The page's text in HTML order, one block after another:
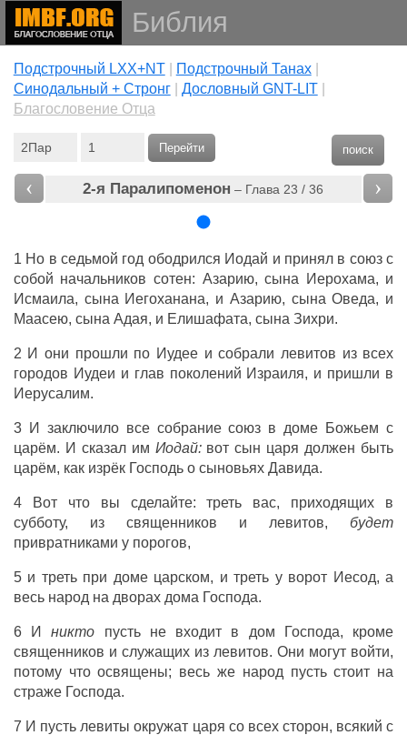
Библия
Подстрочный LXX+NT| Подстрочный Танах|
Cинодальный + Стронг| Дословный GNT-LIT|
Благословение Отца
поиск
Перейти
‹ 2-я Паралипоменон – Глава 23 / 36 ›
1 Но в седьмой год ободрился Иодай и принял в союз с
собой начальников сотен: Азарию, сына Иерохама, и
Исмаила, сына Иегоханана, и Азарию, сына Оведа, и
Маасею, сына Адая, и Елишафата, сына Зихри.
2 И они прошли по Иудее и собрали левитов из всех
городов Иудеи и глав поколений Израиля, и пришли в
Иерусалим.
3 И заключило все собрание союз в доме Божьем с
царём. И сказал им Иодай:вот сын царя должен быть
царём, как изрёк Господь о сыновьях Давида.
4 Вот что вы сделайте: треть вас, приходящих в
субботу, из священников и левитов,будет
привратниками у порогов,
5 и треть при доме царском, и треть у ворот Иесод, а
весь народ на дворах дома Господа.
6 Иникто пусть не входит в дом Господа, кроме
священников и служащих из левитов. Они могут войти,
потому что освящены; весь же народ пусть стоит на
страже Господа.
7 И пусть левиты окружат царя со всех сторон, всякий с